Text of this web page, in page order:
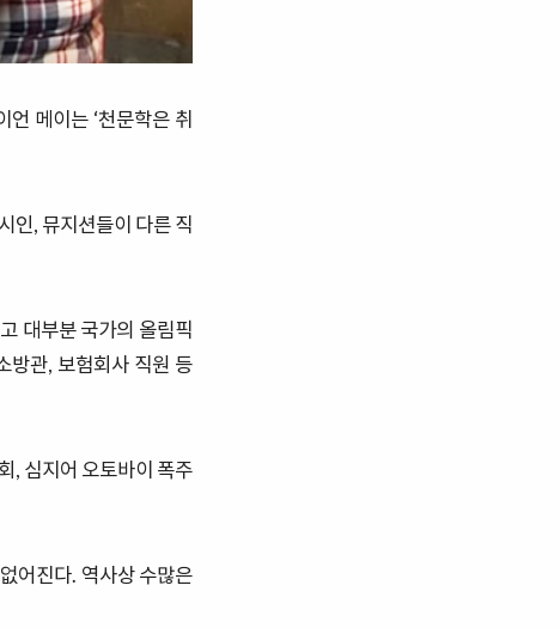
메이는 ‘천문학은 취
인, 뮤지션들이 다른 직
대부분 국가의 올림픽
방관, 보험회사 직원 등
, 심지어 오토바이 폭주
어진다. 역사상 수많은